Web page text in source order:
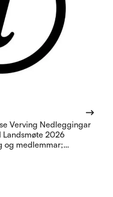
Landsmøte 2026
og medlemmar;